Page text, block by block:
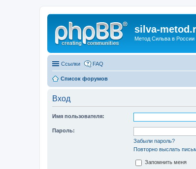
silva-
Метод Сильва в России
Ссылки FAQ
Список форумов
Вход
Имя пользователя:
Пароль:
Забыли пароль?
Повторно выслать
Запомнить меня